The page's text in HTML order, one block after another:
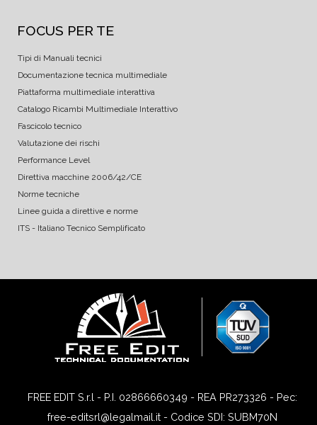
FOCUS PER TE
Tipi di Manuali tecnici
Documentazione tecnica multimediale
Piattaforma multimediale interattiva
Catalogo Ricambi Multimediale Interattivo
Fascicolo tecnico
Valutazione dei rischi
Performance Level
Direttiva macchine 2006/42/CE
Norme tecniche
Linee guida a direttive e norme
ITS - Italiano Tecnico Semplificato
FREE EDIT S.r.l - P.I. 02866660349 - REA PR273326 - Pec:
free-editsrl@legalmail.it - Codice SDI: SUBM70N